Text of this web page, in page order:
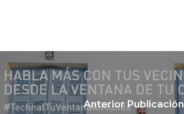
Anterior Publicación